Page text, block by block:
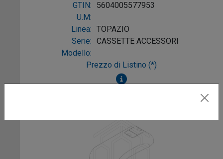
GTIN:
5604005577953
U.M:
Linea: TOPAZIO
Serie: CASSETTE ACCESSORI
Modello:
Prezzo di Listino (*)